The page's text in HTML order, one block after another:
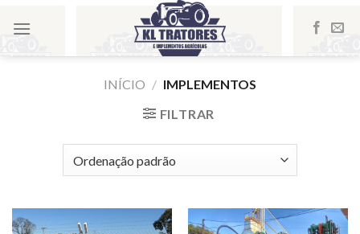
INÍCIO / IMPLEMENTOS
FILTRAR